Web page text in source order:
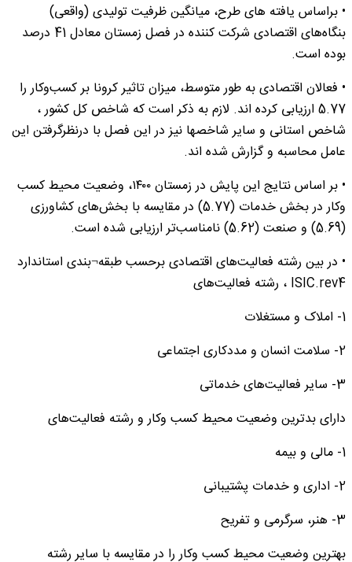
• براساس یافته های طرح، میانگین ظرفیت تولیدی (واقعی)
بنگاه‌های اقتصادی شرکت کننده در فصل زمستان معادل 41 درصد
بوده است.
• فعالان اقتصادی به طور متوسط، میزان تاثیر کرونا بر کسب‌وکار را
5.77 ارزیابی کرده اند. لازم به ذکر است که شاخص کل کشور ،
شاخص استانی و سایر شاخصها نیز در این فصل با درنظرگرفتن این
عامل محاسبه و گزارش شده اند.
• بر اساس نتایج این پایش در زمستان ۱۴۰۰، وضعیت محیط کسب
‏وکار در بخش خدمات (5.77) در مقایسه با بخش‌های کشاورزی
(5.69) و صنعت (5.62) نامناسب‌تر ارزیابی شده است.
• در بین رشته فعالیت‌های اقتصادی برحسب طبقه¬بندی استاندارد
ISIC.rev4 ، رشته فعالیت‌های
1- املاک و مستغلات
2- سلامت انسان و مددکاری اجتماعی
3- سایر فعالیت‌های خدماتی
دارای بدترین وضعیت محیط کسب ‏وکار و رشته فعالیت‌های
1- مالی و بیمه
2- اداری و خدمات پشتیبانی
3- هنر، سرگرمی و تفریح
بهترین وضعیت محیط کسب ‏وکار را در مقایسه با سایر رشته